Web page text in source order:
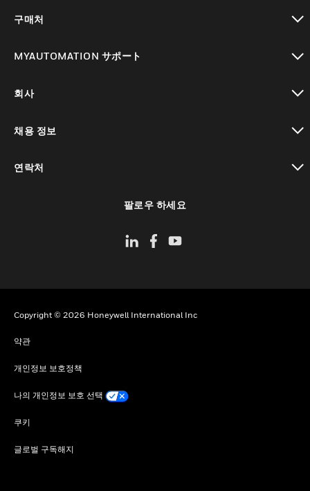
구매처
MYAUTOMATION サポート
회사
채용 정보
연락처
팔로우 하세요
Copyright © 2026 Honeywell International Inc
약관
개인정보 보호정책
나의 개인정보 보호 선택
쿠키
글로벌 구독해지